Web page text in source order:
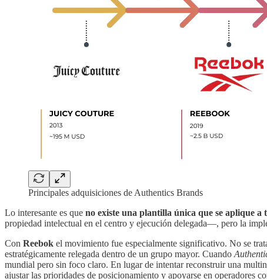
Principales adquisiciones de Authentics Brands
Lo interesante es que no existe una plantilla única que se aplique
propiedad intelectual en el centro y ejecución delegada—, pero la
Con Reebok el movimiento fue especialmente significativo. No se
estratégicamente relegada dentro de un grupo mayor. Cuando
mundial pero sin foco claro. En lugar de intentar reconstruir una
ajustar las prioridades de posicionamiento y apoyarse en